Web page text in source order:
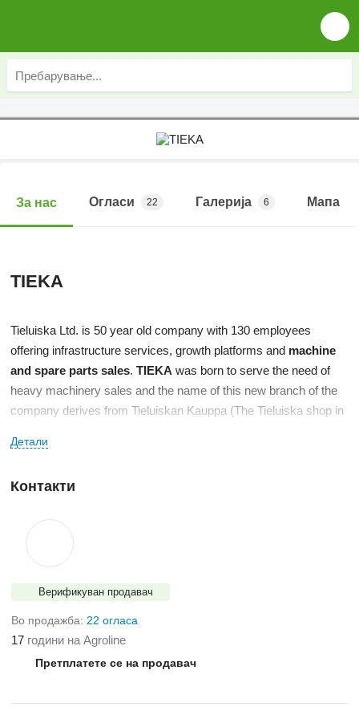
За нас Огласи 22 Галерија 6 Мапа
TIEKA
Tieluiska Ltd. is 50 year old company with 130 employees
offering infrastructure services, growth platforms and machine
and spare parts sales. TIEKA was born to serve the need of
heavy machinery sales and the name of this new branch of the
company derives from Tieluiskan Kauppa (The Tieluiska shop in
screeners,Gradall
industries, and
needs.
In addition to new machinery,
ofused machines, all serviced and inspected. We both
Детали
Контакти
Верификуван продавач
Во продажба: 22 огласа
17 години на Agroline
Претплатете се на продавач